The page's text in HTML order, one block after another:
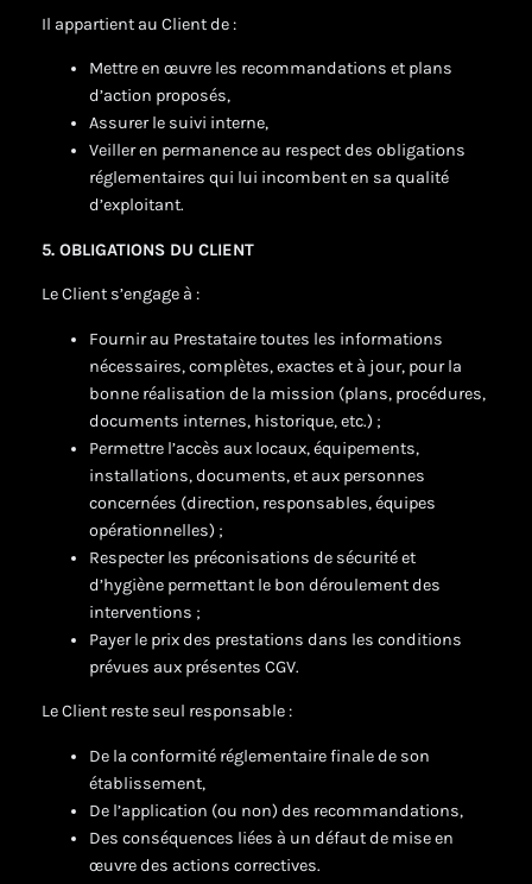
Il appartient au Client de :
Mettre en œuvre les recommandations et plans
d’action proposés,
Assurer le suivi interne,
Veiller en permanence au respect des obligations
réglementaires qui lui incombent en sa qualité
d’exploitant.
5. OBLIGATIONS DU CLIENT
Le Client s’engage à :
Fournir au Prestataire toutes les informations
nécessaires, complètes, exactes et à jour, pour la
bonne réalisation de la mission (plans, procédures,
documents internes, historique, etc.) ;
Permettre l’accès aux locaux, équipements,
installations, documents, et aux personnes
concernées (direction, responsables, équipes
opérationnelles) ;
Respecter les préconisations de sécurité et
d’hygiène permettant le bon déroulement des
interventions ;
Payer le prix des prestations dans les conditions
prévues aux présentes CGV.
Le Client reste seul responsable :
De la conformité réglementaire finale de son
établissement,
De l’application (ou non) des recommandations,
Des conséquences liées à un défaut de mise en
œuvre des actions correctives.